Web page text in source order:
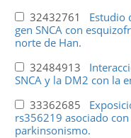
32432761 Estudio
gen SNCA con
norte de Han.
32484913
SNCA y la DM2 con la
33362685
rs356219 asociado
parkinsonismo.